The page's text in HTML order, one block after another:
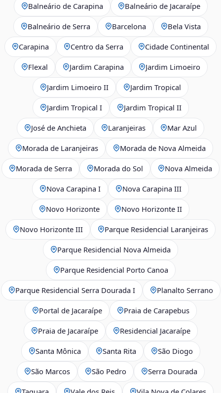
Balneário de Carapina Balneário de Jacaraípe
Balneário de Serra Barcelona Bela Vista
Carapina Centro da Serra Cidade Continental
Flexal Jardim Carapina Jardim Limoeiro
Jardim Limoeiro II Jardim Tropical
Jardim Tropical I Jardim Tropical II
José de Anchieta Laranjeiras Mar Azul
Morada de Laranjeiras Morada de Nova Almeida
Morada de Serra Morada do Sol Nova Almeida
Nova Carapina I Nova Carapina III
Novo Horizonte Novo Horizonte II
Novo Horizonte III Parque Residencial Laranjeiras
Parque Residencial Nova Almeida
Parque Residencial Porto Canoa
Parque Residencial Serra Dourada I Planalto Serrano
Portal de Jacaraípe Praia de Carapebus
Praia de Jacaraípe Residencial Jacaraípe
Santa Mônica Santa Rita São Diogo
São Marcos São Pedro Serra Dourada